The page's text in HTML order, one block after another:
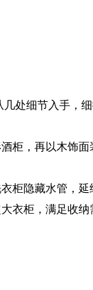
处细节入手，
柜，再以木饰
柜隐藏水管，
衣柜，满足收纳